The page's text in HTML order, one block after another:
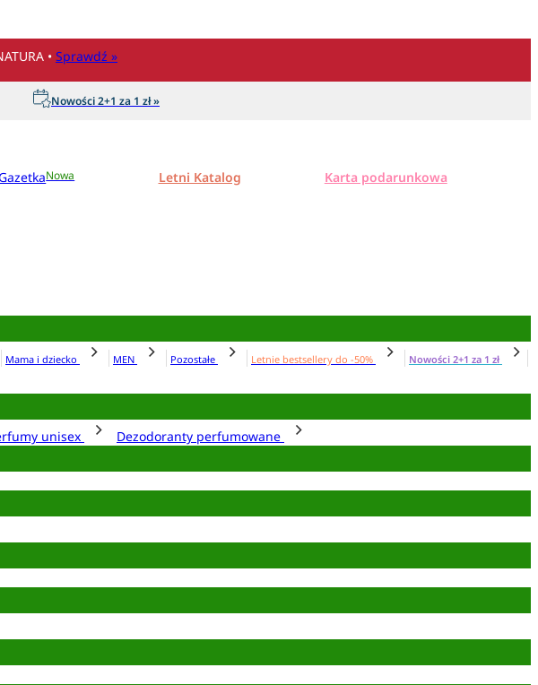
• Sprawdź »
Nowości 2+1 za 1 zł »
Nowa Letni Katalog Karta podarunkowa
Mama i dziecko MEN Pozostałe Letnie bestsellery do -50%
Nowości 2+1 za 1 zł
unisex
Dezodoranty perfumowane